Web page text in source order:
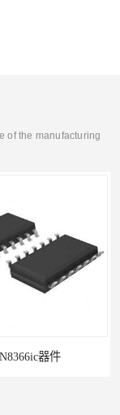
of the manufacturing
器件